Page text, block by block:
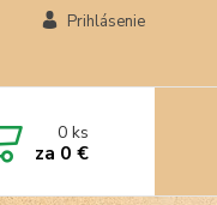
Prihlásenie
0ks
za 0 €